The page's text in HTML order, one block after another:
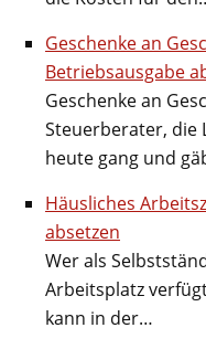
Geschenke an
Betriebsausgabe
Geschenke an
Steuerberater, die
heute gang und
Häusliches
absetzen
Wer als
Arbeitsplatz
kann in der…